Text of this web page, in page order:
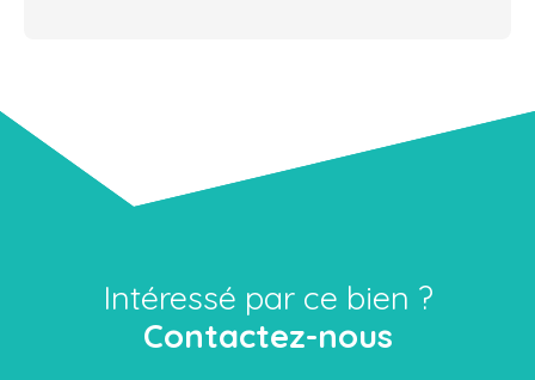
Intéressé par ce bien ?
Contactez-nous